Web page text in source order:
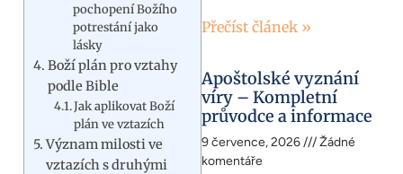
pochopení Božího
potrestání jako
lásky
Boží plán pro vztahy
podle Bible
Jak aplikovat Boží
plán ve vztazích
Význam milosti ve
vztazích s druhými
Přečíst článek »
Apoštolské vyznání
víry – Kompletní
průvodce a informace
9 července, 2026
Žádné
komentáře